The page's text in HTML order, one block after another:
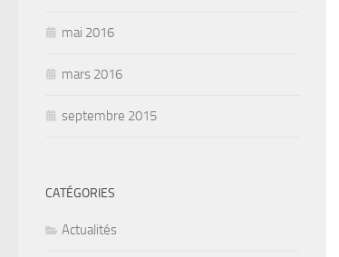
mai 2016
mars 2016
septembre 2015
CATÉGORIES
Actualités